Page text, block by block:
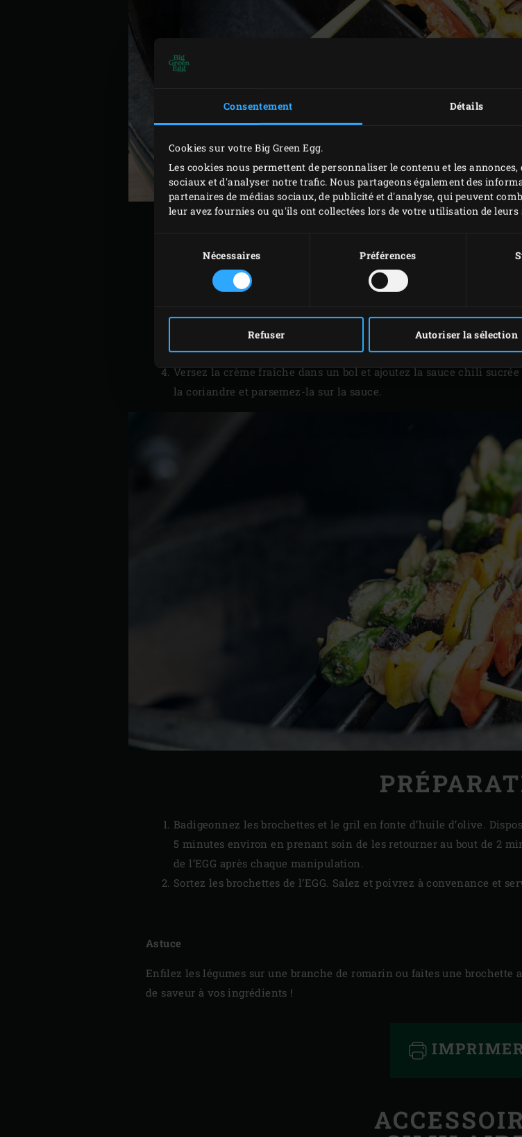
Consentement Détails
Cookies sur votre Big Green Egg.
Les cookies nous permettent de personnaliser le contenu et les
sociaux et d'analyser notre trafic. Nous partageons également des
partenaires de médias sociaux, de publicité et d'analyse, qui peuvent
leur avez fournies ou qu'ils ont collectées lors de votre utilisation de leurs
consentement
Nécessaires Préférences
Refuser Autoriser la sélection
Allumez le Big Green Egg, grille en fonteposé dessus, et faites
Débitez la courgette en rondelles d’environ 3 cm d’épaisseur et
poivrons. Débitez l’oignon, les poivrons et l’aubergine en
Enfilez les légumes sur 8 piques en prenant soin de les alterner.
Versez la crème fraîche dans un bol et ajoutez la sauce chili
la coriandre et parsemez-la sur la sauce.
Badigeonnez les brochettes et le gril en fonte d’huile d’olive.
5 minutes environ en prenant soin de les retourner au bout de 2
de l’EGG après chaque manipulation.
Sortez les brochettes de l’EGG. Salez et poivrez à convenance et
Astuce
Enfilez les légumes sur une branche de romarin ou faites une
de saveur à vos ingrédients !